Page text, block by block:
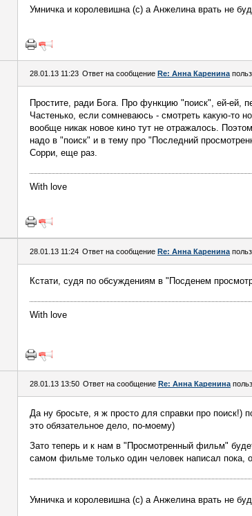
Умничка и королевишна (с) а Анжелина врать не
28.01.13 11:23 Ответ на сообщение Re: Анна Каренина
Простите, ради Бога. Про функцию "поиск", ей-ей,
Частенько, если сомневаюсь - смотреть какую-то
вообще никак новое кино тут не отражалось.
надо в "поиск" и в тему про "Последний
Сорри, еще раз.
With love
28.01.13 11:24 Ответ на сообщение Re: Анна Каренина
Кстати, судя по обсуждениям в "Посденем
With love
28.01.13 13:50 Ответ на сообщение Re: Анна Каренина
Да ну бросьте, я ж просто для справки про поиск!)
это обязательное дело, по-моему)
Зато теперь и к нам в "Просмотренный фильм"
самом фильме только один человек написал пока,
Умничка и королевишна (с) а Анжелина врать не